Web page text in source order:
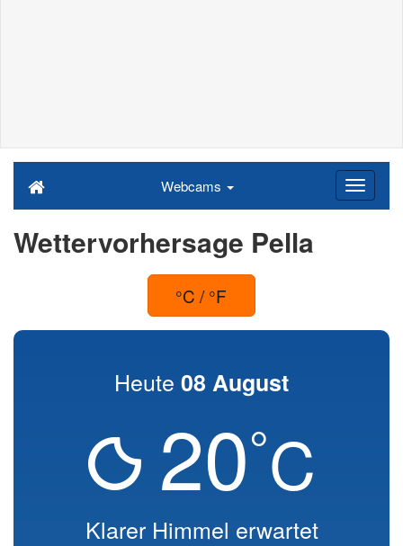
Webcams
Wettervorhersage Pella
°C / °F
Heute 08 August
20°C
Klarer Himmel erwartet